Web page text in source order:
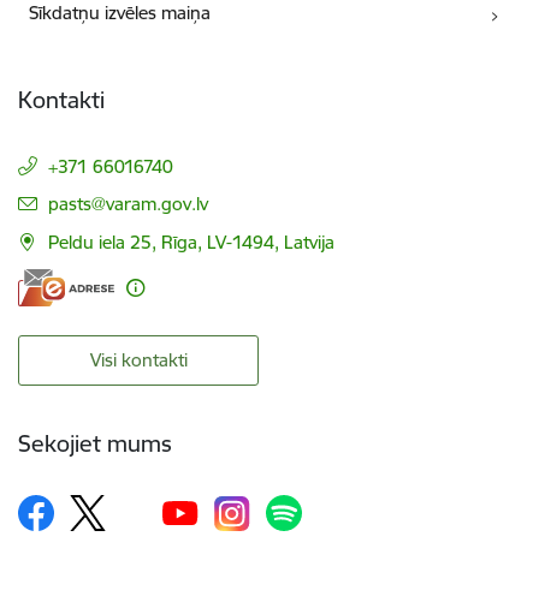
Sīkdatņu izvēles maiņa
Kontakti
+371 66016740
E-pasts:
pasts@varam.gov.lv
Peldu iela 25, Rīga, LV-1494, Latvija
Visi kontakti
Sekojiet mums